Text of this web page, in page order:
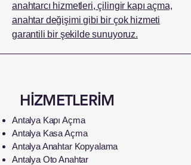
anahtarcı hizmetleri, çilingir kapı açma,
anahtar değişimi gibi bir çok hizmeti
garantili bir şekilde sunuyoruz.
HİZMETLERİM
Antalya Kapı Açma
Antalya Kasa Açma
Antalya Anahtar Kopyalama
Antalya Oto Anahtar